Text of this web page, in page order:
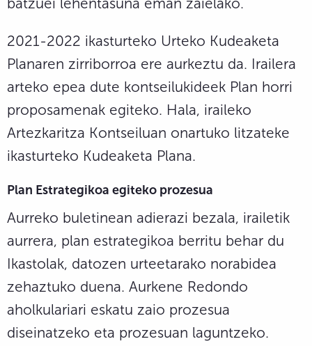
2021-2022 ikasturteko Urteko Kudeaketa
Planaren zirriborroa ere aurkeztu da. Irailera
arteko epea dute kontseilukideek Plan horri
proposamenak egiteko. Hala, iraileko
Artezkaritza Kontseiluan onartuko litzateke
ikasturteko Kudeaketa Plana.
Plan Estrategikoa egiteko prozesua
Aurreko buletinean adierazi bezala, irailetik
aurrera, plan estrategikoa berritu behar du
Ikastolak, datozen urteetarako norabidea
zehaztuko duena. Aurkene Redondo
aholkulariari eskatu zaio prozesua
diseinatzeko eta prozesuan laguntzeko.